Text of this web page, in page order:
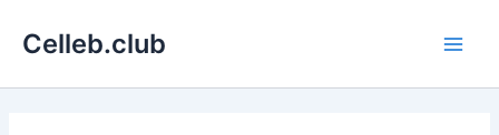
Celleb.club